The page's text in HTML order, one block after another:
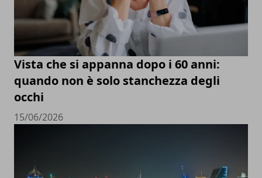
Vista che si appanna dopo i 60 anni:
quando non è solo stanchezza degli
occhi
15/06/2026